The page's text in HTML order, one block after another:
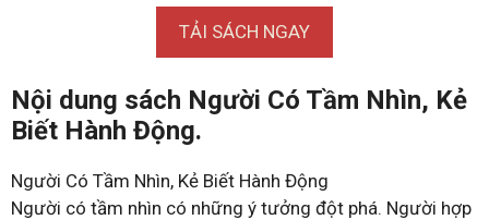
TẢI SÁCH NGAY
Nội dung sách Người Có Tầm Nhìn, Kẻ
Biết Hành Động.
Người Có Tầm Nhìn, Kẻ Biết Hành Động
Người có tầm nhìn có những ý tưởng đột phá. Người hợp